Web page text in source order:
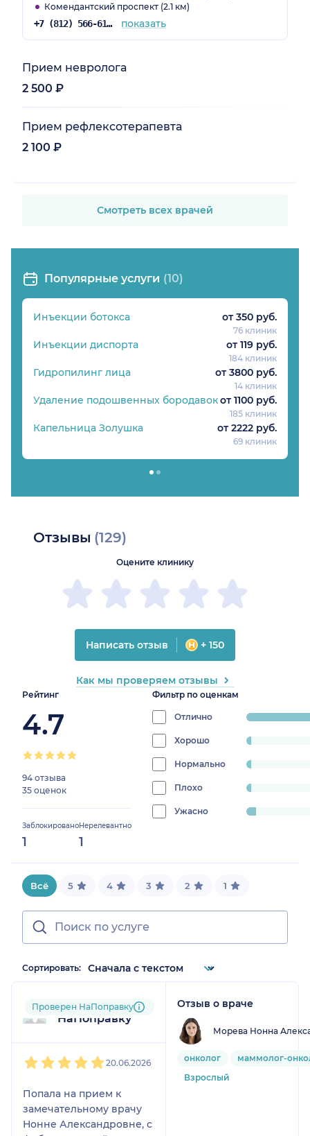
Комендантский проспект (2.1 км)
+7 (812) 566-61-75 показать
Прием невролога
2 500 ₽
Прием рефлексотерапевта
2 100 ₽
Смотреть всех врачей
Популярные услуги (10)
Инъекции ботокса от 350 руб.
76 клиник
Инъекции диспорта от 119 руб.
184 клиник
Гидропилинг лица от 3800 руб.
14 клиник
Удаление подошвенных бородавокот 1100 руб.
185 клиник
Капельница Золушка от 2222 руб.
69 клиник
Отзывы (129)
Рейтинг
4.7
94 отзыва
35 оценок
Заблокировано
1
Нерелевантно
1
Фильтр по оценкам
Отлично
progress:
88.28125%
Хорошо
2.34375%
Нормально
2.34375%
Плохо
progress:
Ужасно
4.6875%
Оцените клинику
Написать отзыв + 150
Как мы проверяем отзывы
Всё 5 4 3 2 1
Сортировать:
Пользователь
НаПоправку
Проверен НаПоправку
20.06.2026
Попала на прием к
замечательному врачу
Нонне Александровне, с
Отзыв о враче
Морева Нонна
онколог
маммолог-
Взрослый